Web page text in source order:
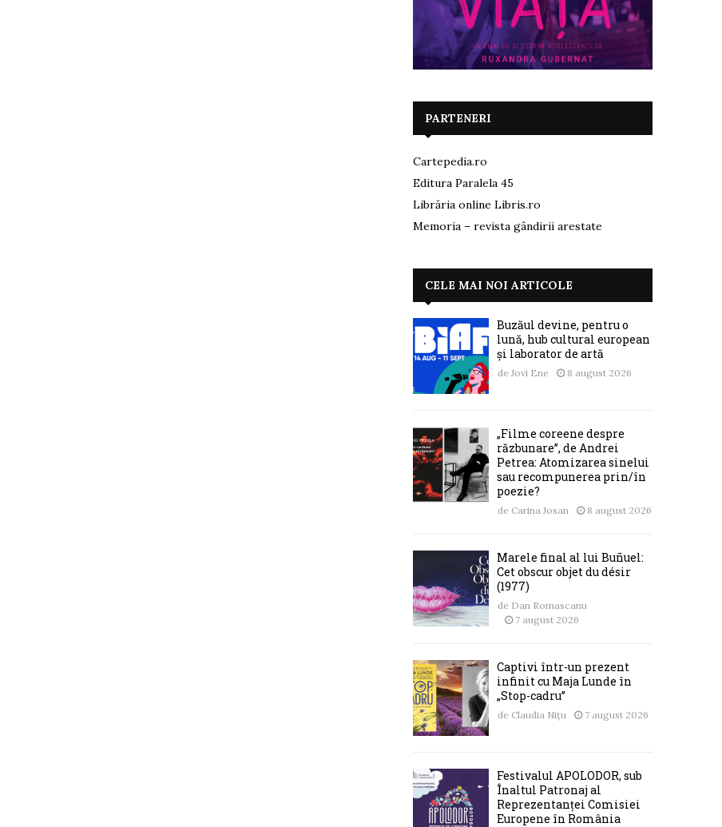
PARTENERI
Cartepedia.ro
Editura Paralela 45
Librăria online Libris.ro
Memoria – revista gândirii arestate
CELE MAI NOI ARTICOLE
Buzăul devine, pentru o
lună, hub cultural european
și laborator de artă
de Jovi Ene 8 august 2026
„Filme coreene despre
răzbunare”, de Andrei
Petrea: Atomizarea sinelui
sau recompunerea prin/în
poezie?
de Carina Josan 8 august 2026
Marele final al lui Buñuel:
Cet obscur objet du désir
(1977)
de Dan Romascanu
7 august 2026
Captivi într-un prezent
infinit cu Maja Lunde în
„Stop-cadru”
de Claudia Nițu 7 august 2026
Festivalul APOLODOR, sub
Înaltul Patronaj al
Reprezentanței Comisiei
Europene în România